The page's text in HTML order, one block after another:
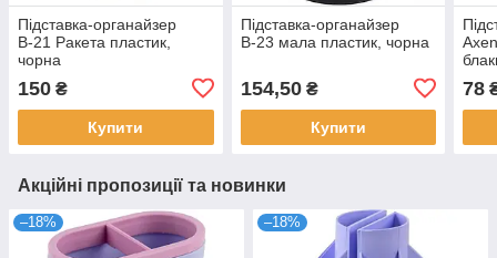
Підставка-органайзер
В-21 Ракета пластик,
чорна
150 ₴
Купити
Підставка-органайзер
В-23 мала пластик, чорна
154,50₴
Купити
78
Акційні пропозиції та новинки
–18% –18%